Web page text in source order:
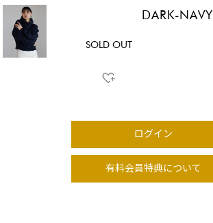
DARK-NAVY
SOLD OUT
ログイン
有料会員特典について